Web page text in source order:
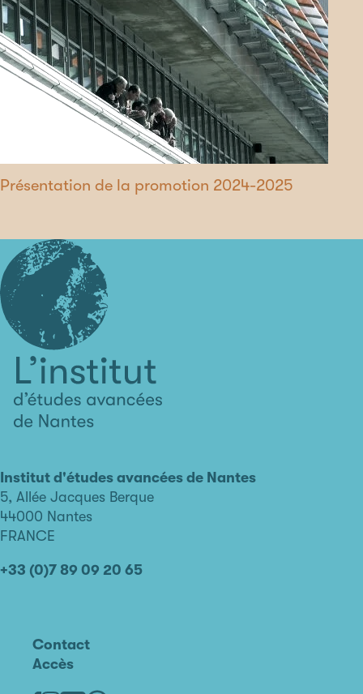
Présentation de la promotion 2024-2025
avancées
de
Nantes
Institut d'études avancées de Nantes
5, Allée Jacques Berque
44000 Nantes
FRANCE
+33 (0)7 89 09 20 65
Contact
Accès